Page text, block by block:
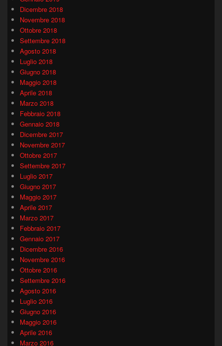
Dicembre 2018
Novembre 2018
Ottobre 2018
Settembre 2018
Agosto 2018
Luglio 2018
Giugno 2018
Maggio 2018
Aprile 2018
Marzo 2018
Febbraio 2018
Gennaio 2018
Dicembre 2017
Novembre 2017
Ottobre 2017
Settembre 2017
Luglio 2017
Giugno 2017
Maggio 2017
Aprile 2017
Marzo 2017
Febbraio 2017
Gennaio 2017
Dicembre 2016
Novembre 2016
Ottobre 2016
Settembre 2016
Agosto 2016
Luglio 2016
Giugno 2016
Maggio 2016
Aprile 2016
Marzo 2016